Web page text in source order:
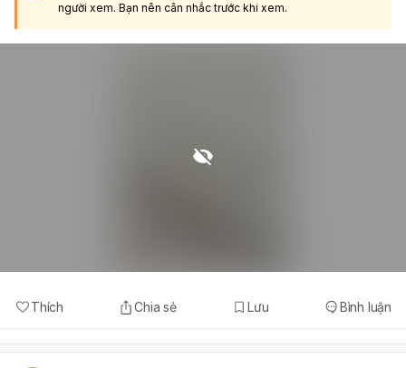
người xem. Bạn nên cân nhắc trước khi xem.
Thích Chia sẻ Lưu Bình luận